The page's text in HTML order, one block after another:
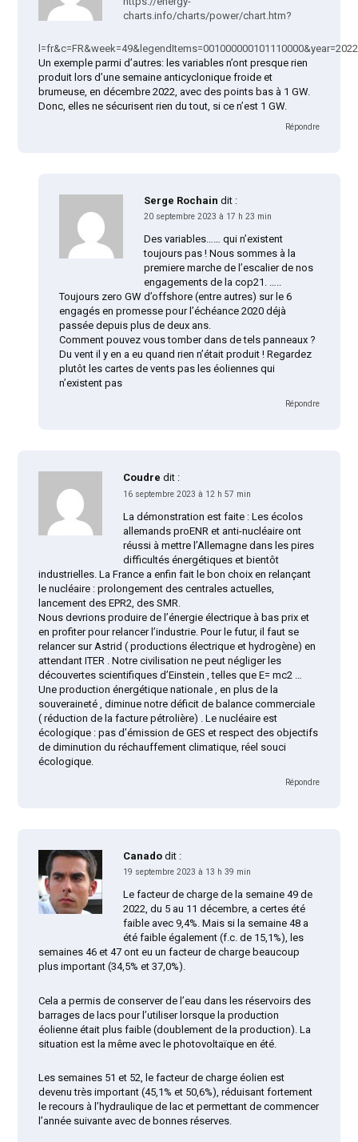
charts.info/charts/power/chart.htm?
l=fr&c=FR&week=49&legendItems=001000000101110000&year=2022
Un exemple parmi d’autres: les variables n’ont presque rien
produit lors d’une semaine anticyclonique froide et
brumeuse, en décembre 2022, avec des points bas à 1 GW.
Donc, elles ne sécurisent rien du tout, si ce n’est 1 GW.
Répondre
Serge Rochain dit :
20 septembre 2023 à 17 h 23 min
Des variables…… qui n’existent
toujours pas ! Nous sommes à la
premiere marche de l’escalier de nos
engagements de la cop21. …..
Toujours zero GW d’offshore (entre autres) sur le 6
engagés en promesse pour l’échéance 2020 déjà
passée depuis plus de deux ans.
Comment pouvez vous tomber dans de tels panneaux ?
Du vent il y en a eu quand rien n’était produit ! Regardez
plutôt les cartes de vents pas les éoliennes qui
n’existent pas
Répondre
Coudre dit :
16 septembre 2023 à 12 h 57 min
La démonstration est faite : Les écolos
allemands proENR et anti-nucléaire ont
réussi à mettre l’Allemagne dans les pires
difficultés énergétiques et bientôt
industrielles. La France a enfin fait le bon choix en relançant
le nucléaire : prolongement des centrales actuelles,
lancement des EPR2, des SMR.
Nous devrions produire de l’énergie électrique à bas prix et
en profiter pour relancer l’industrie. Pour le futur, il faut se
relancer sur Astrid ( productions électrique et hydrogène) en
attendant ITER . Notre civilisation ne peut négliger les
découvertes scientifiques d’Einstein , telles que E= mc2 …
Une production énergétique nationale , en plus de la
souveraineté , diminue notre déficit de balance commerciale
( réduction de la facture pétrolière) . Le nucléaire est
écologique : pas d’émission de GES et respect des objectifs
de diminution du réchauffement climatique, réel souci
écologique.
Répondre
Canado dit :
19 septembre 2023 à 13 h 39 min
Le facteur de charge de la semaine 49 de
2022, du 5 au 11 décembre, a certes été
faible avec 9,4%. Mais si la semaine 48 a
été faible également (f.c. de 15,1%), les
semaines 46 et 47 ont eu un facteur de charge beaucoup
plus important (34,5% et 37,0%).
Cela a permis de conserver de l’eau dans les réservoirs des
barrages de lacs pour l’utiliser lorsque la production
éolienne était plus faible (doublement de la production). La
situation est la même avec le photovoltaïque en été.
Les semaines 51 et 52, le facteur de charge éolien est
devenu très important (45,1% et 50,6%), réduisant fortement
le recours à l’hydraulique de lac et permettant de commencer
l’année suivante avec de bonnes réserves.